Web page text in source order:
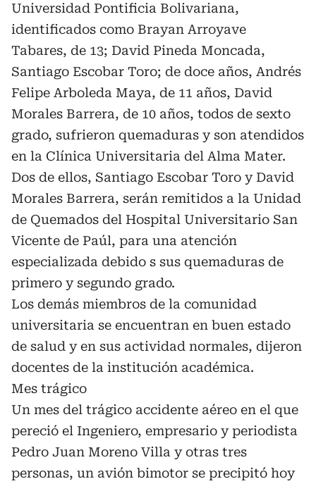
Universidad Pontificia Bolivariana,
identificados como Brayan Arroyave
Tabares, de 13; David Pineda Moncada,
Santiago Escobar Toro; de doce años, Andrés
Felipe Arboleda Maya, de 11 años, David
Morales Barrera, de 10 años, todos de sexto
grado, sufrieron quemaduras y son atendidos
en la Clínica Universitaria del Alma Mater.
Dos de ellos, Santiago Escobar Toro y David
Morales Barrera, serán remitidos a la Unidad
de Quemados del Hospital Universitario San
Vicente de Paúl, para una atención
especializada debido s sus quemaduras de
primero y segundo grado.
Los demás miembros de la comunidad
universitaria se encuentran en buen estado
de salud y en sus actividad normales, dijeron
docentes de la institución académica.
Mes trágico
Un mes del trágico accidente aéreo en el que
pereció el Ingeniero, empresario y periodista
Pedro Juan Moreno Villa y otras tres
personas, un avión bimotor se precipitó hoy